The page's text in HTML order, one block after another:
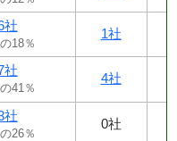
社
18％
1社
社
41％
4社
社
26％
0社